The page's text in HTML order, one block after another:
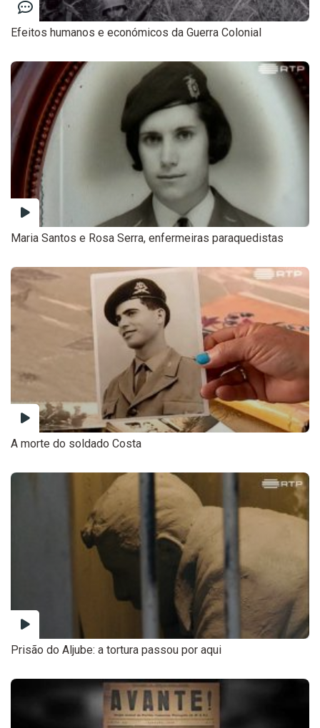
Efeitos humanos e económicos da Guerra Colonial
Maria Santos e Rosa Serra, enfermeiras paraquedistas
A morte do soldado Costa
Prisão do Aljube: a tortura passou por aqui